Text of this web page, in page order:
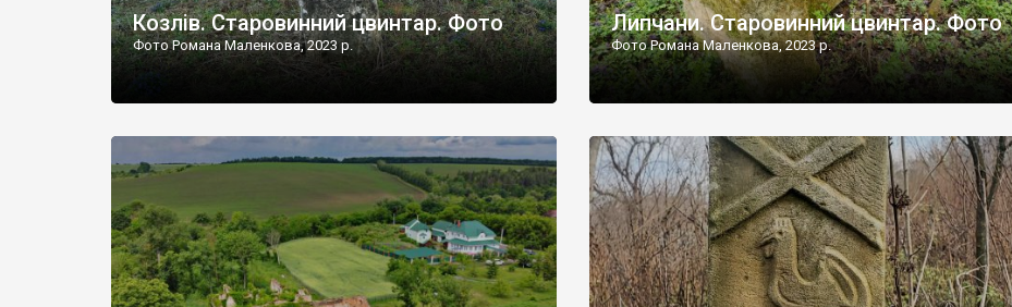
Козлів. Старовинний цвинтар. Фото
Фото Романа Маленкова, 2023 р.
Липчани. Старовинний цвинтар. Фото
Фото Романа Маленкова, 2023 р.